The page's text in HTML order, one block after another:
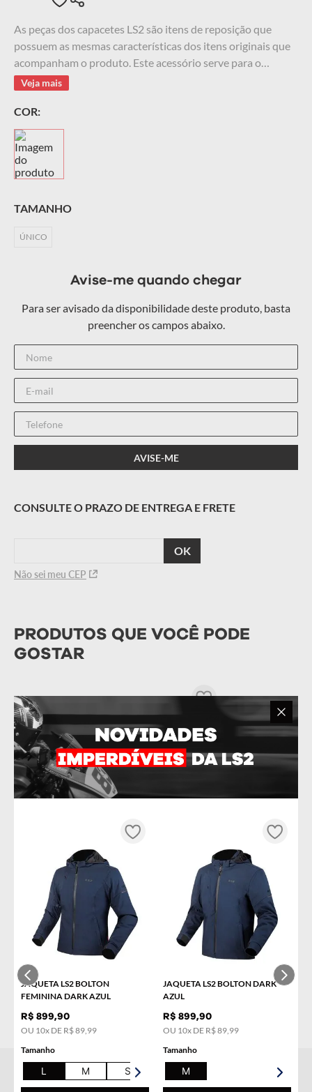
JAQUETA LS2 BOLTON
FEMININA DARK AZUL
R$ 899,90
OU 10x DE R$89,99
Tamanho
L M S
JAQUETA LS2 BOLTON DARK
AZUL
R$ 899,90
OU 10x DE R$89,99
Tamanho
M
As peças dos capacetes LS2 são itens de reposição que
possuem as mesmas características dos itens originais que
acompanham o produto. Este acessório serve para o
Capacete LS2 FF399 VALIANT, esse é um item removível,
pilotagem.
Veja mais
COR:
TAMANHO
ÚNICO
Não sei meu CEP
CALCULAR
O FRETE
PRODUTOS QUE VOCÊ PODE
GOSTAR
ÓCULOS INTERNO CAPACETE
LS2 VECTOR FF397 FUME
109,
OU 10 x DE
Tamanho
ÚNICO
10º capacete masculino